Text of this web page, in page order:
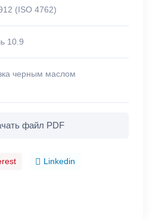
(ISO 4762)
10.9
черным маслом
файл PDF
Linkedin